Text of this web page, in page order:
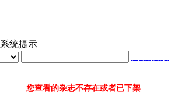
系统提示
您查看的杂志不存在或者已下架